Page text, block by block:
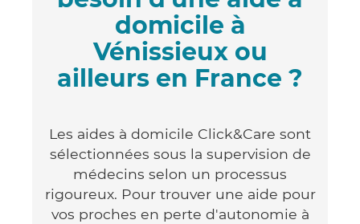
domicile à
Vénissieux ou
ailleurs en France ?
Les aides à domicile Click&Care sont
sélectionnées sous la supervision de
médecins selon un processus
rigoureux. Pour trouver une aide pour
vos proches en perte d'autonomie à